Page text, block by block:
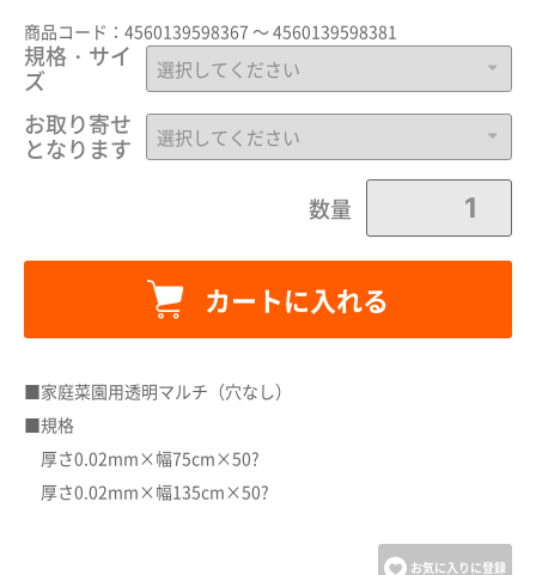
商品コード： 4560139598367 ～ 4560139598381
規格・サイ
ズ
お取り寄せ
となります
数量
カートに入れる
カートに追加しました。
お買い物を続ける
カートへ進む
■家庭菜園用透明マルチ（穴なし）
■規格
厚さ0.02mm×幅75cm×50?
厚さ0.02mm×幅135cm×50?
お気に入りに登録